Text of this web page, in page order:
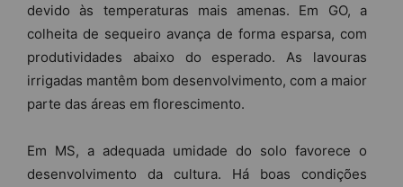
devido às temperaturas mais amenas. Em GO, a
colheita de sequeiro avança de forma esparsa, com
produtividades abaixo do esperado. As lavouras
irrigadas mantêm bom desenvolvimento, com a maior
parte das áreas em florescimento.
Em MS, a adequada umidade do solo favorece o
desenvolvimento da cultura. Há boas condições